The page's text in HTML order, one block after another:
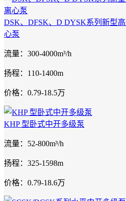
DSK、DFSK、D DYSK系列新型
心泵
流量：300-4000m³/h
扬程：110-1400m
价格：0.79-18.5万
KHP 型卧式中开多级泵
流量：52-800m³/h
扬程：325-1598m
价格：0.79-18.6万